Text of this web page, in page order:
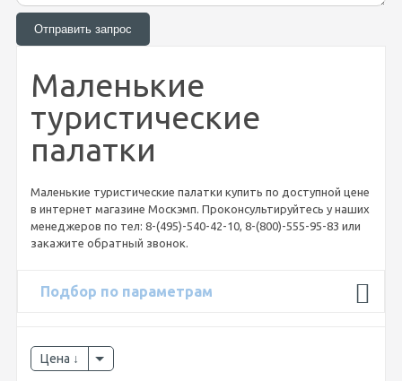
Маленькие
туристические
палатки
Маленькие туристические палатки купить по доступной цене
в интернет магазине Москэмп. Проконсультируйтесь у наших
менеджеров по тел: 8-(495)-540-42-10, 8-(800)-555-95-83 или
закажите обратный звонок.
Подбор по параметрам
Цена